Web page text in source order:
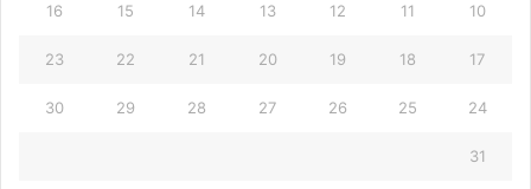
10
11
12
13
14
15
16
17
18
19
20
21
22
23
24
25
26
27
28
29
30
31